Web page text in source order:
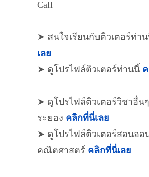
Call
➤ สนใจเรียนกับติวเตอร์ท่า
เลย
➤ ดูโปรไฟล์ติวเตอร์ท่านนี้
➤ ดูโปรไฟล์ติวเตอร์วิชาอื่น
ระยอง คลิกที่นี่เลย
➤ ดูโปรไฟล์ติวเตอร์สอนออ
คณิตศาสตร์ คลิกที่นี่เลย